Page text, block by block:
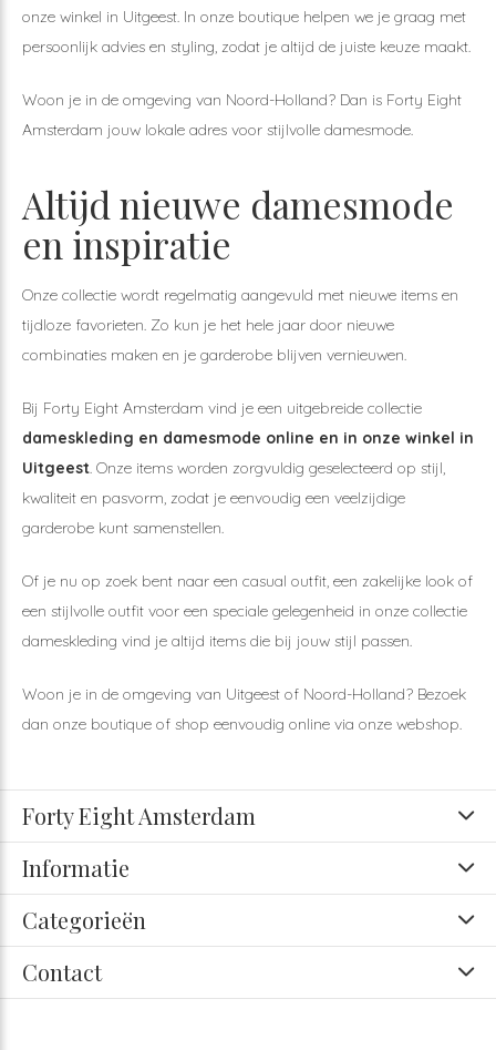
onze winkel in Uitgeest. In onze boutique helpen we je graag met
persoonlijk advies en styling, zodat je altijd de juiste keuze maakt.
Woon je in de omgeving van Noord-Holland? Dan is Forty Eight
Amsterdam jouw lokale adres voor stijlvolle damesmode.
Altijd nieuwe damesmode
en inspiratie
Onze collectie wordt regelmatig aangevuld met nieuwe items en
tijdloze favorieten. Zo kun je het hele jaar door nieuwe
combinaties maken en je garderobe blijven vernieuwen.
Bij Forty Eight Amsterdam vind je een uitgebreide collectie
dameskleding en damesmode online en in onze winkel in
Uitgeest. Onze items worden zorgvuldig geselecteerd op stijl,
kwaliteit en pasvorm, zodat je eenvoudig een veelzijdige
garderobe kunt samenstellen.
Of je nu op zoek bent naar een casual outfit, een zakelijke look of
een stijlvolle outfit voor een speciale gelegenheid in onze collectie
dameskleding vind je altijd items die bij jouw stijl passen.
Woon je in de omgeving van Uitgeest of Noord-Holland? Bezoek
dan onze boutique of shop eenvoudig online via onze webshop.
Forty Eight Amsterdam
Informatie
Categorieën
Contact